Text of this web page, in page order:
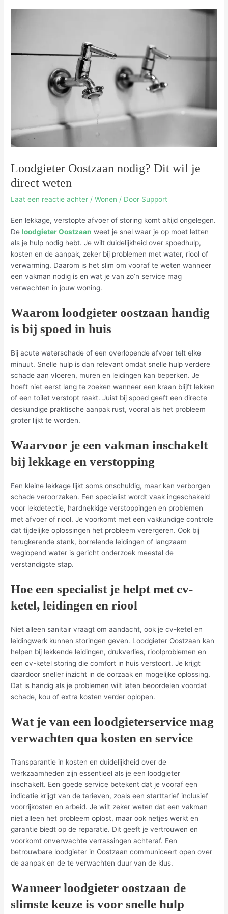
Loodgieter Oostzaan nodig? Dit wil je
direct weten
Laat een reactie achter /Wonen / Door Support
Een lekkage, verstopte afvoer of storing komt altijd ongelegen.
Deloodgieter Oostzaan weet je snel waar je op moet letten
als je hulp nodig hebt. Je wilt duidelijkheid over spoedhulp,
kosten en de aanpak, zeker bij problemen met water, riool of
verwarming. Daarom is het slim om vooraf te weten wanneer
een vakman nodig is en wat je van zo’n service mag
verwachten in jouw woning.
Waarom loodgieter oostzaan handig
is bij spoed in huis
Bij acute waterschade of een overlopende afvoer telt elke
minuut. Snelle hulp is dan relevant omdat snelle hulp verdere
schade aan vloeren, muren en leidingen kan beperken. Je
hoeft niet eerst lang te zoeken wanneer een kraan blijft lekken
of een toilet verstopt raakt. Juist bij spoed geeft een directe
deskundige praktische aanpak rust, vooral als het probleem
groter lijkt te worden.
Waarvoor je een vakman inschakelt
bij lekkage en verstopping
Een kleine lekkage lijkt soms onschuldig, maar kan verborgen
schade veroorzaken. Een specialist wordt vaak ingeschakeld
voor lekdetectie, hardnekkige verstoppingen en problemen
met afvoer of riool. Je voorkomt met een vakkundige controle
dat tijdelijke oplossingen het probleem verergeren. Ook bij
terugkerende stank, borrelende leidingen of langzaam
weglopend water is gericht onderzoek meestal de
verstandigste stap.
Hoe een specialist je helpt met cv-
ketel, leidingen en riool
Niet alleen sanitair vraagt om aandacht, ook je cv-ketel en
leidingwerk kunnen storingen geven. Loodgieter Oostzaan kan
helpen bij lekkende leidingen, drukverlies, rioolproblemen en
een cv-ketel storing die comfort in huis verstoort. Je krijgt
daardoor sneller inzicht in de oorzaak en mogelijke oplossing.
Dat is handig als je problemen wilt laten beoordelen voordat
schade, kou of extra kosten verder oplopen.
Wat je van een loodgieterservice mag
verwachten qua kosten en service
Transparantie in kosten en duidelijkheid over de
werkzaamheden zijn essentieel als je een loodgieter
inschakelt. Een goede service betekent dat je vooraf een
indicatie krijgt van de tarieven, zoals een starttarief inclusief
voorrijkosten en arbeid. Je wilt zeker weten dat een vakman
niet alleen het probleem oplost, maar ook netjes werkt en
garantie biedt op de reparatie. Dit geeft je vertrouwen en
voorkomt onverwachte verrassingen achteraf. Een
betrouwbare loodgieter in Oostzaan communiceert open over
de aanpak en de te verwachten duur van de klus.
Wanneer loodgieter oostzaan de
slimste keuze is voor snelle hulp